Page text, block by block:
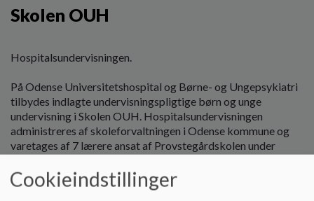
o
Skolen OUH
Hospitalsundervisningen.
På Odense Universitetshospital og Børne- og Ungepsykiatri
tilbydes indlagte undervisningspligtige børn og unge
undervisning i Skolen OUH. Hospitalsundervisningen
administreres af skoleforvaltningen i Odense kommune og
varetages af 7 lærere ansat af Provstegårdskolen under
Skolen OUH består af to afdelinger:
Cookieindstillinger